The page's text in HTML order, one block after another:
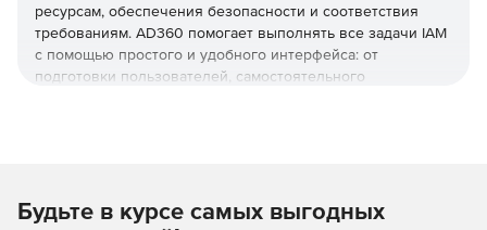
ресурсам, обеспечения безопасности и соответствия
требованиям. AD360 помогает выполнять все задачи IAM
с помощью простого и удобного интерфейса: от
подготовки пользователей, самостоятельного
Оптимизация управления жизненным циклом
Будьте в курсе самых выгодных